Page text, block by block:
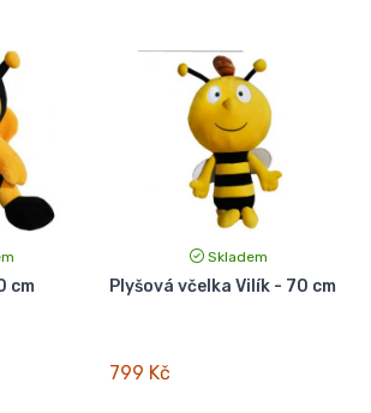
cm
Skladem
Plyšová včelka Vilík - 70 cm
799 Kč